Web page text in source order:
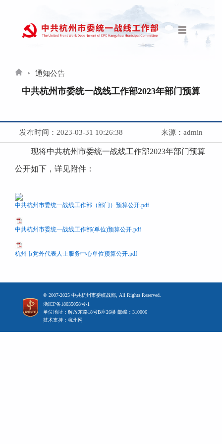
通知公告
中共杭州市委统一战线工作部2023年部门预算
发布时间：2023-03-31 10:26:38 来源：admin
现将中共杭州市委统一战线工作部2023年部门预算
公开如下，详见附件：
中共杭州市委统一战线工作部（部门）预算公开.pdf
中共杭州市委统一战线工作部(单位)预算公开.pdf
杭州市党外代表人士服务中心单位预算公开.pdf
© 2007-2025 中共杭州市委统战部, All Rights Reserved.
浙ICP备18035058号-1
单位地址：解放东路18号B座26楼 邮编：310006
技术支持：杭州网